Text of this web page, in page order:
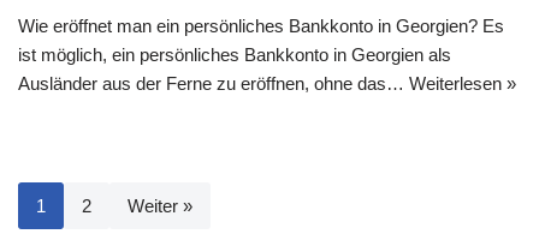
Wie eröffnet man ein persönliches Bankkonto in Georgien? Es
ist möglich, ein persönliches Bankkonto in Georgien als
Ausländer aus der Ferne zu eröffnen, ohne das… Weiterlesen »
1 2 Weiter »